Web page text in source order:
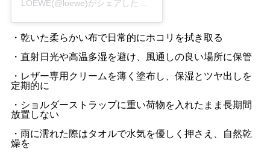
・乾いた柔らかい布で日常的にホコリを拭き取る
・直射日光や高温多湿を避け、風通しの良い場所に保管
・レザー専用クリームを薄く塗布し、保湿とツヤ出しを
定期的に
・ショルダーストラップに重い荷物を入れたまま長期間
放置しない
・雨に濡れた際はタオルで水気を優しく押さえ、自然乾
燥を